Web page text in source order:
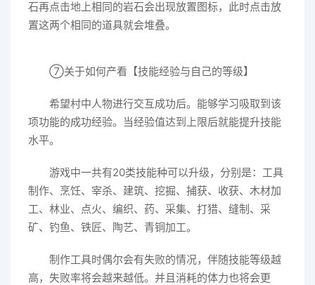
石再点击地上相同的岩石会出现放置图标，此时点击放
置这两个相同的道具就会堆叠。
⑦关于如何产看【技能经验与自己的等级】
希望村中人物进行交互成功后。能够学习吸取到该
项功能的成功经验。当经验值达到上限后就能提升技能
水平。
游戏中一共有20类技能种可以升级，分别是：工具
制作、烹饪、宰杀、建筑、挖掘、捕获、收获、木材加
工、林业、点火、编织、药、采集、打猎、缝制、采
矿、钓鱼、铁匠、陶艺、青铜加工。
制作工具时偶尔会有失败的情况，伴随技能等级越
高，失败率将会越来越低。并且消耗的体力也将会更